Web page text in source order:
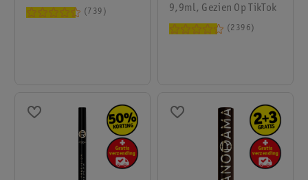
Mascara
739
Black Mascara
9,9ml, Gezien Op TikTok
2396